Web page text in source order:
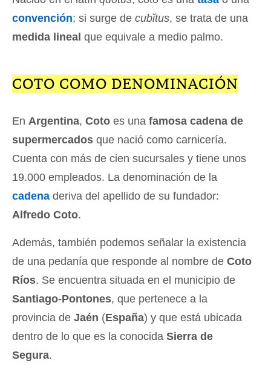
convención; si surge de cubĭtus, se trata de una
medida lineal que equivale a medio palmo.
COTO COMO DENOMINACIÓN
En Argentina, Coto es una famosa cadena de
supermercados que nació como carnicería.
Cuenta con más de cien sucursales y tiene unos
19.000 empleados. La denominación de la
cadena deriva del apellido de su fundador:
Alfredo Coto.
Además, también podemos señalar la existencia
de una pedanía que responde al nombre de Coto
Ríos. Se encuentra situada en el municipio de
Santiago-Pontones, que pertenece a la
provincia de Jaén (España) y que está ubicada
dentro de lo que es la conocida Sierra de
Segura.